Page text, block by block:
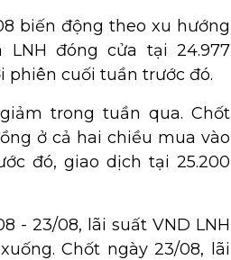
biến động theo xu hướng
đóng cửa tại 24.977
phiên cuối tuần trước đó.
trong tuần qua. Chốt
ở cả hai chiều mua vào
đó, giao dịch tại 25.200
- 23/08, lãi suất VND LNH
Chốt ngày 23/08, lãi